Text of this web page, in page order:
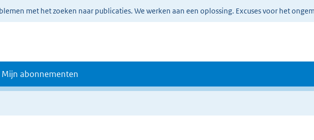
met het zoeken naar publicaties. We werken aan een oplossing. Excuses voor het
Mijn abonnementen